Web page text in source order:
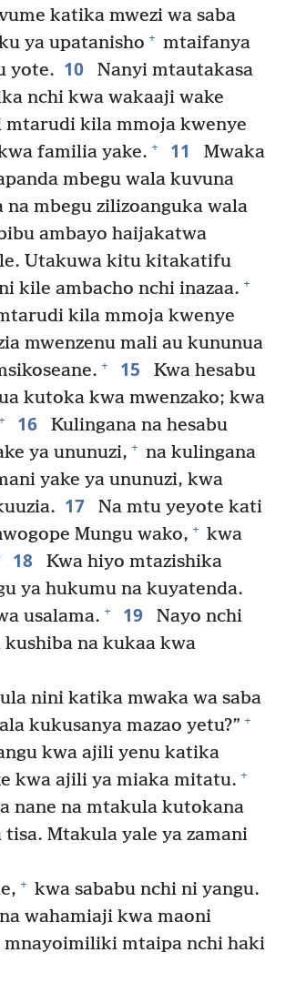
katika mwezi wa saba
ya upatanisho + mtaifanya
yote. 10
Nanyi mtautakasa
nchi kwa wakaaji wake
mtarudi kila mmoja kwenye
familia yake. + 11
Mwaka
mbegu wala kuvuna
mbegu zilizoanguka wala
ambayo haijakatwa
Utakuwa kitu kitakatifu
kile ambacho nchi inazaa. +
kila mmoja kwenye
mwenzenu mali au kununua
+ 15
Kwa hesabu
kutoka kwa mwenzako; kwa
+ 16
Kulingana na hesabu
ya ununuzi, + na kulingana
yake ya ununuzi, kwa
17
Na mtu yeyote kati
Mungu wako, + kwa
18
Kwa hiyo mtazishika
ya hukumu na kuyatenda.
usalama. + 19
Nayo nchi
na kukaa kwa
nini katika mwaka wa saba
kukusanya mazao yetu?” +
kwa ajili yenu katika
kwa ajili ya miaka mitatu. +
nane na mtakula kutokana
tisa. Mtakula yale ya zamani
+ kwa sababu nchi ni yangu.
wahamiaji kwa maoni
mtaipa nchi haki